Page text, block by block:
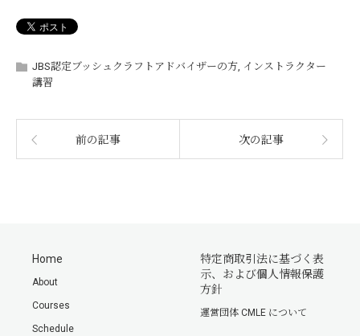
JBS認定ブッシュクラフトアドバイザーの方, インストラクター
講習
前の記事 次の記事
Home
About
Courses
Schedule
特定商取引法に基づく表
示、および個人情報保護
方針
運営団体 CMLE について